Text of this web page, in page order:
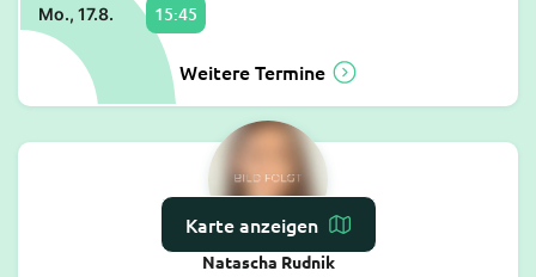
Mo., 17.8. 15:45
Weitere Termine
Natascha Rudnik
Karte anzeigen